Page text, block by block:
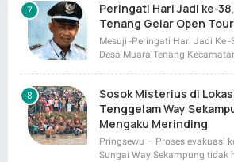
Peringati Hari Jadi ke-
Tenang Gelar Open
Mesuji -Peringati Hari Jadi Ke
Desa Muara Tenang
Sosok Misterius di
Tenggelam Way
Mengaku Merinding
Pringsewu – Proses evakuasi
Sungai Way Sekampung tidak